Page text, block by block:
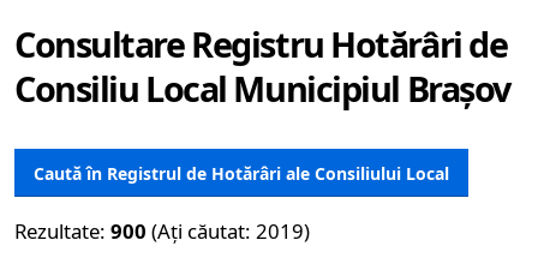
Consultare Registru Hotărâri de
Consiliu Local Municipiul Brașov
Caută în Registrul de Hotărâri ale Consiliului Local
Rezultate: 900 (Ați căutat: 2019)